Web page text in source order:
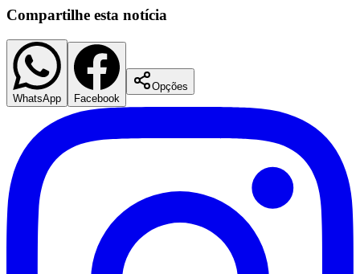
São Paulo
Compartilhe esta notícia
WhatsApp Facebook
Opções